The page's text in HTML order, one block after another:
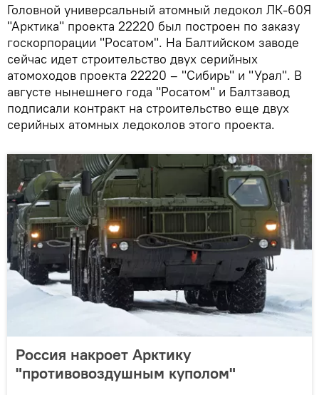
Головной универсальный атомный ледокол ЛК-60Я
"Арктика" проекта 22220 был построен по заказу
госкорпорации "Росатом". На Балтийском заводе
сейчас идет строительство двух серийных
атомоходов проекта 22220 – "Сибирь" и "Урал". В
августе нынешнего года "Росатом" и Балтзавод
подписали контракт на строительство еще двух
серийных атомных ледоколов этого проекта.
Россия накроет Арктику
"противовоздушным куполом"